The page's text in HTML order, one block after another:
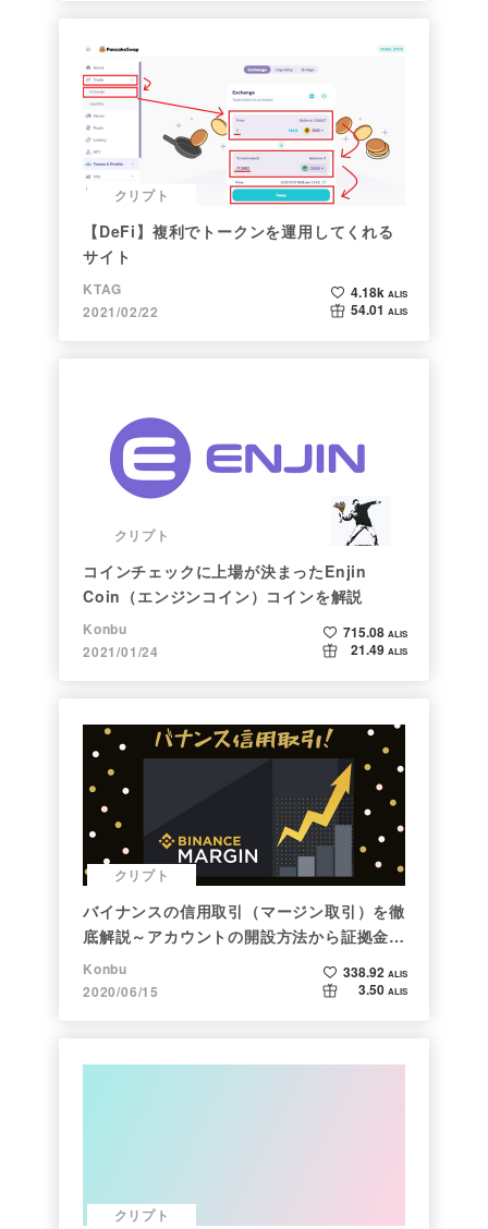
クリプト
【DeFi】複利でトークンを運用してくれる
サイト
KTAG
2021/02/22
4.18k ALIS
54.01 ALIS
クリプト
コインチェックに上場が決まったEnjin
Coin（エンジンコイン）コインを解説
Konbu
2021/01/24
715.08 ALIS
21.49 ALIS
クリプト
バイナンスの信用取引（マージン取引）を徹
底解説～アカウントの開設方法から証拠金計
算例まで～
Konbu
2020/06/15
338.92 ALIS
3.50 ALIS
クリプト